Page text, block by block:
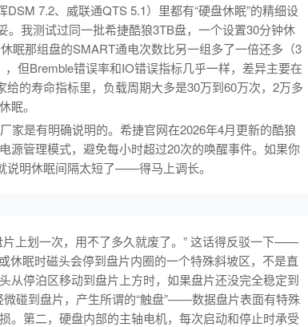
7.2、威联通QTS 5.1）里都有“硬盘休眠”的精细设
。我测试过同一批希捷酷狼3TB盘，一个设置30分钟休
眠那组盘的SMART通电次数比另一组多了一倍还多（3
但Bremble错误率和IO错误指标几乎一样，差异主要在
的寿命指标里，负载周期大多是30万到60万次，2万多
眠。
家是有明确说明的。希捷官网在2026年4月更新的酷狼
源管理模式，避免每小时超过20次的唤醒事件。如果你
说明休眠间隔太短了——得马上调长。
上划一次，用不了多久就废了。” 这话得反驳一下——
休眠时磁头会停到盘片内圈的一个特殊斜坡区，不是直
从停泊区移动到盘片上方时，如果盘片还没完全稳定到
碰到盘片，产生所谓的“触盘”——数据盘片表面有特殊
。第二，硬盘内部的主轴电机，每次启动和停止时承受